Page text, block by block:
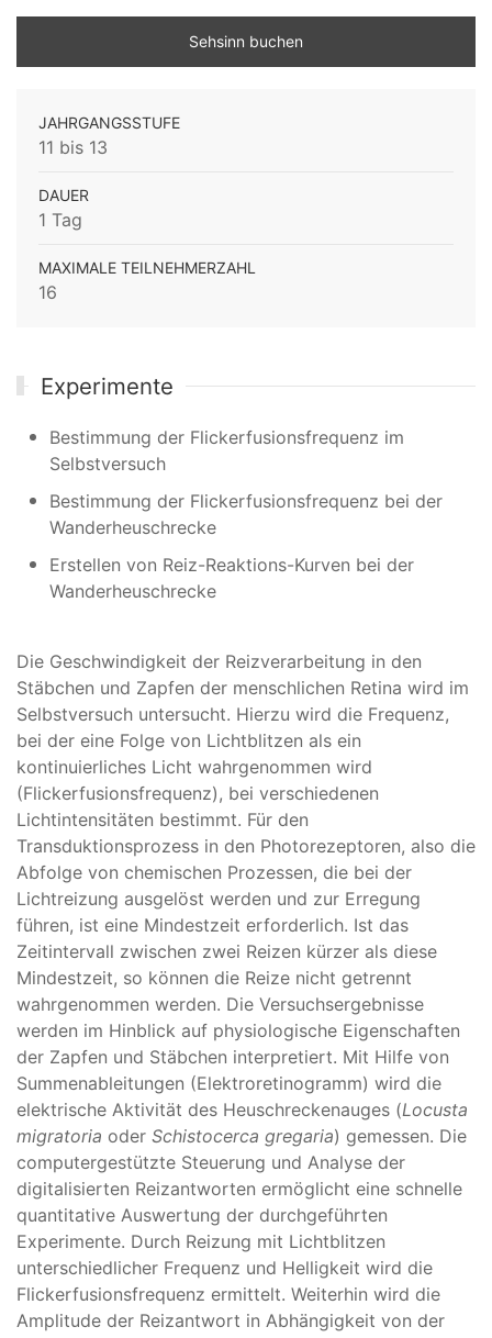
Sehsinn buchen
JAHRGANGSSTUFE
11 bis 13
DAUER
1 Tag
MAXIMALE TEILNEHMERZAHL
16
Experimente
Bestimmung der Flickerfusionsfrequenz im
Selbstversuch
Bestimmung der Flickerfusionsfrequenz bei der
Wanderheuschrecke
Erstellen von Reiz-Reaktions-Kurven bei der
Wanderheuschrecke
Die Geschwindigkeit der Reizverarbeitung in den
Stäbchen und Zapfen der menschlichen Retina wird im
Selbstversuch untersucht. Hierzu wird die Frequenz,
bei der eine Folge von Lichtblitzen als ein
kontinuierliches Licht wahrgenommen wird
(Flickerfusionsfrequenz), bei verschiedenen
Lichtintensitäten bestimmt. Für den
Transduktionsprozess in den Photorezeptoren, also die
Abfolge von chemischen Prozessen, die bei der
Lichtreizung ausgelöst werden und zur Erregung
führen, ist eine Mindestzeit erforderlich. Ist das
Zeitintervall zwischen zwei Reizen kürzer als diese
Mindestzeit, so können die Reize nicht getrennt
wahrgenommen werden. Die Versuchsergebnisse
werden im Hinblick auf physiologische Eigenschaften
der Zapfen und Stäbchen interpretiert. Mit Hilfe von
Summenableitungen (Elektroretinogramm) wird die
elektrische Aktivität des Heuschreckenauges (Locusta
migratoria oder Schistocerca gregaria) gemessen. Die
computergestützte Steuerung und Analyse der
digitalisierten Reizantworten ermöglicht eine schnelle
quantitative Auswertung der durchgeführten
Experimente. Durch Reizung mit Lichtblitzen
unterschiedlicher Frequenz und Helligkeit wird die
Flickerfusionsfrequenz ermittelt. Weiterhin wird die
Amplitude der Reizantwort in Abhängigkeit von der